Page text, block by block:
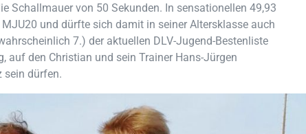
Schallmauer von 50 Sekunden. In sensationellen 49,93
und dürfte sich damit in seiner Altersklasse auch
7.) der aktuellen DLV-Jugend-Bestenliste
auf den Christian und sein Trainer Hans-Jürgen
sein dürfen.